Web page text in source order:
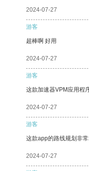
2024-07-27
游客
超棒啊 好用
2024-07-27
游客
这款加速器VPM应用程
2024-07-27
游客
这款app的路线规划非
2024-07-27